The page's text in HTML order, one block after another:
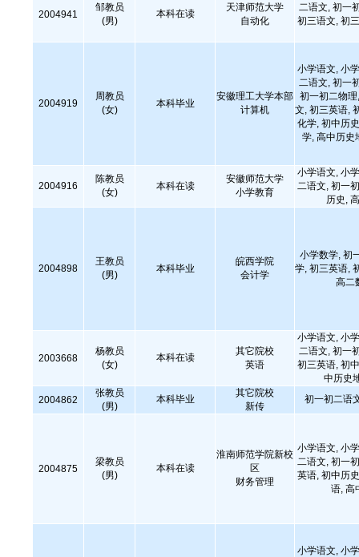
2004941
邹教员
(男)
本科在读
天津师范大学
自动化
二语文, 初一
初三语文, 初
2004919
周教员
(女)
本科毕业
安徽理工大学本部
计算机
小学语文, 小
二语文, 初一
初一初二物
文, 初三英语,
化学, 初中历
学, 高中历史
2004916
陈教员
(女)
本科在读
安徽师范大学
小学教育
小学语文, 小
二语文, 初一
历史,
2004898
王教员
(男)
本科毕业
皖西学院
会计学
小学数学, 初
学, 初三英语,
高二
2003668
杨教员
(女)
本科在读
其它院校
英语
小学语文, 小
二语文, 初一
初三英语, 初
中历史
2004862
张教员
(男)
本科毕业
其它院校
新传
初一初二语
2004875
梁教员
(男)
本科在读
淮南师范学院新校
区
财务管理
小学语文, 小
二语文, 初一
英语, 初中历
语, 高
小学语文, 小